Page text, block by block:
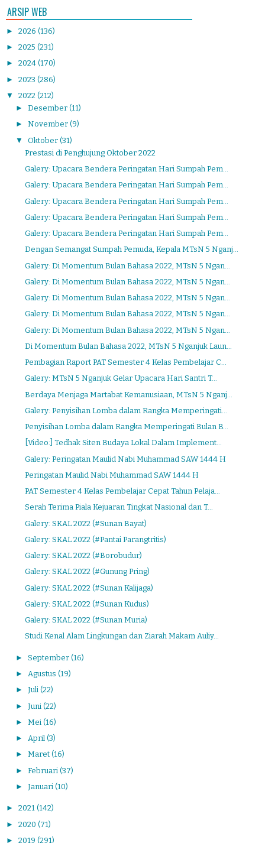
ARSIP WEB
► 2026 (136)
► 2025 (231)
► 2024 (170)
► 2023 (286)
▼ 2022 (212)
► Desember (11)
► November (9)
▼ Oktober (31)
Prestasi di Penghujung Oktober 2022
Galery: Upacara Bendera Peringatan Hari Sumpah Pem...
Galery: Upacara Bendera Peringatan Hari Sumpah Pem...
Galery: Upacara Bendera Peringatan Hari Sumpah Pem...
Galery: Upacara Bendera Peringatan Hari Sumpah Pem...
Galery: Upacara Bendera Peringatan Hari Sumpah Pem...
Dengan Semangat Sumpah Pemuda, Kepala MTsN 5 Nganj...
Galery: Di Momentum Bulan Bahasa 2022, MTsN 5 Ngan...
Galery: Di Momentum Bulan Bahasa 2022, MTsN 5 Ngan...
Galery: Di Momentum Bulan Bahasa 2022, MTsN 5 Ngan...
Galery: Di Momentum Bulan Bahasa 2022, MTsN 5 Ngan...
Galery: Di Momentum Bulan Bahasa 2022, MTsN 5 Ngan...
Di Momentum Bulan Bahasa 2022, MTsN 5 Nganjuk Laun...
Pembagian Raport PAT Semester 4 Kelas Pembelajar C...
Galery: MTsN 5 Nganjuk Gelar Upacara Hari Santri T...
Berdaya Menjaga Martabat Kemanusiaan, MTsN 5 Nganj...
Galery: Penyisihan Lomba dalam Rangka Memperingati...
Penyisihan Lomba dalam Rangka Memperingati Bulan B...
[Video:] Tedhak Siten Budaya Lokal Dalam Implement...
Galery: Peringatan Maulid Nabi Muhammad SAW 1444 H
Peringatan Maulid Nabi Muhammad SAW 1444 H
PAT Semester 4 Kelas Pembelajar Cepat Tahun Pelaja...
Serah Terima Piala Kejuaran Tingkat Nasional dan T...
Galery: SKAL 2022 (#Sunan Bayat)
Galery: SKAL 2022 (#Pantai Parangtritis)
Galery: SKAL 2022 (#Borobudur)
Galery: SKAL 2022 (#Gunung Pring)
Galery: SKAL 2022 (#Sunan Kalijaga)
Galery: SKAL 2022 (#Sunan Kudus)
Galery: SKAL 2022 (#Sunan Muria)
Studi Kenal Alam Lingkungan dan Ziarah Makam Auliy...
► September (16)
► Agustus (19)
► Juli (22)
► Juni (22)
► Mei (16)
► April (3)
► Maret (16)
► Februari (37)
► Januari (10)
► 2021 (142)
► 2020 (71)
► 2019 (291)